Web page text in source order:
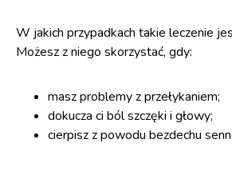
W jakich przypadkach takie leczenie
Możesz z niego skorzystać, gdy:
masz problemy z przełykaniem;
dokucza ci ból szczęki i głowy;
cierpisz z powodu bezdechu